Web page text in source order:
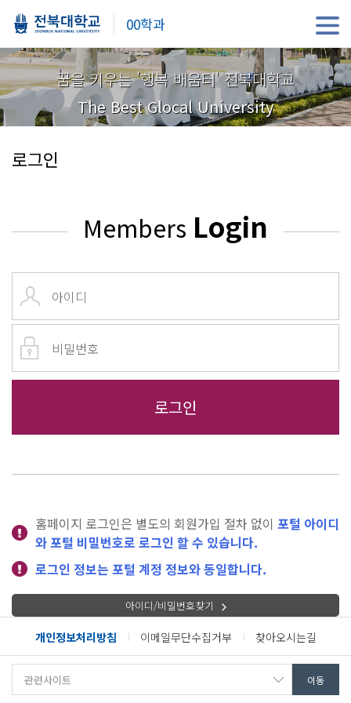
00학과
꿈을 키우는 '행복 배움터' 전북대학교
The Best Glocal University
로그인
Members Login
홈페이지 로그인은 별도의 회원가입 절차 없이 포털 아이디
와 포털 비밀번호로 로그인 할 수 있습니다.
로그인 정보는 포털 계정 정보와 동일합니다.
아이디/비밀번호찾기
개인정보처리방침 이메일무단수집거부 찾아오시는길